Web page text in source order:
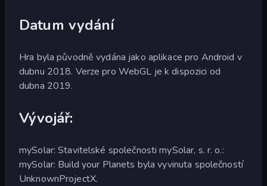
Datum vydání
Hra byla původně vydána jako aplikace pro Android v
dubnu 2018. Verze pro WebGL je k dispozici od
dubna 2019.
Vývojář:
mySolar: Stavitelské společnosti mySolar, s. r. o.:
mySolar: Build your Planets byla vyvinuta společností
UnknownProjectX.